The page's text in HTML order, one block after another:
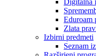
Digitalna
Eduroam
Zlata
Izbirni predmeti
Seznam